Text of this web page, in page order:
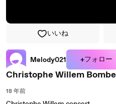
いいね
Melody021 +フォロー
18 年前